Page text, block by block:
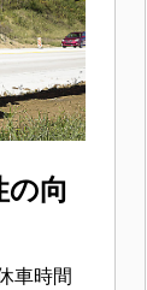
の向
車時間